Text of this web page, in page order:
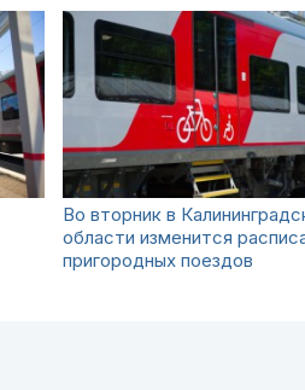
Во вторник в
области изменится
пригородных поездов